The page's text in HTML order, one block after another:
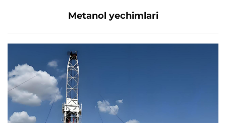
Metanol yechimlari